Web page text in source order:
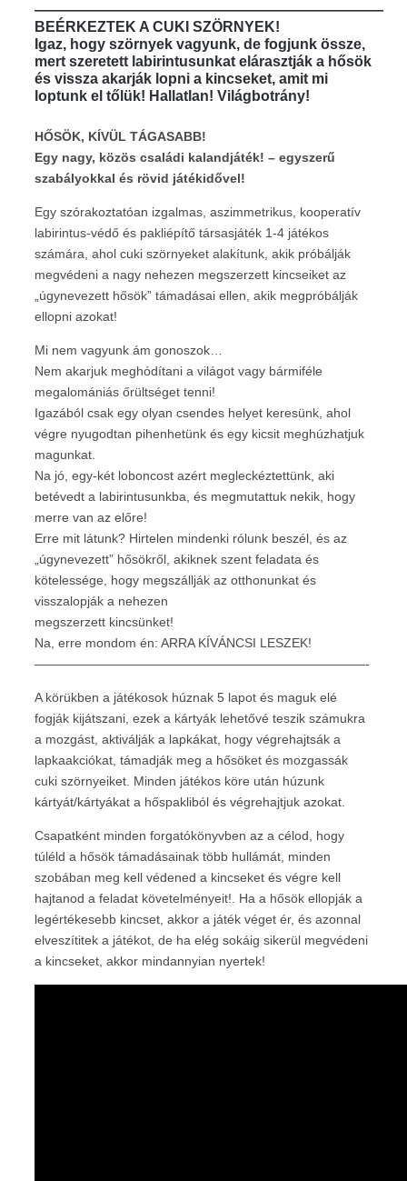
————————————————————————
BEÉRKEZTEK A CUKI SZÖRNYEK!
Igaz, hogy szörnyek vagyunk, de fogjunk össze,
mert szeretett labirintusunkat elárasztják a hősök
és vissza akarják lopni a kincseket, amit mi
loptunk el tőlük! Hallatlan! Világbotrány!
HŐSÖK, KÍVÜL TÁGASABB!
Egy nagy, közös családi kalandjáték! – egyszerű
szabályokkal és rövid játékidővel!
Egy szórakoztatóan izgalmas, aszimmetrikus, kooperatív
labirintus-védő és pakliépítő társasjáték 1-4 játékos
számára, ahol cuki szörnyeket alakítunk, akik próbálják
megvédeni a nagy nehezen megszerzett kincseiket az
„úgynevezett hősök” támadásai ellen, akik megpróbálják
ellopni azokat!
Mi nem vagyunk ám gonoszok…
Nem akarjuk meghódítani a világot vagy bármiféle
megalomániás őrültséget tenni!
Igazából csak egy olyan csendes helyet keresünk, ahol
végre nyugodtan pihenhetünk és egy kicsit meghúzhatjuk
magunkat.
Na jó, egy-két loboncost azért megleckéztettünk, aki
betévedt a labirintusunkba, és megmutattuk nekik, hogy
merre van az előre!
Erre mit látunk? Hirtelen mindenki rólunk beszél, és az
„úgynevezett” hősökről, akiknek szent feladata és
kötelessége, hogy megszállják az otthonunkat és
visszalopják a nehezen
megszerzett kincsünket!
Na, erre mondom én: ARRA KÍVÁNCSI LESZEK!
——————————————————————————-
A körükben a játékosok húznak 5 lapot és maguk elé
fogják kijátszani, ezek a kártyák lehetővé teszik számukra
a mozgást, aktiválják a lapkákat, hogy végrehajtsák a
lapkaakciókat, támadják meg a hősöket és mozgassák
cuki szörnyeiket. Minden játékos köre után húzunk
kártyát/kártyákat a hőspakliból és végrehajtjuk azokat.
Csapatként minden forgatókönyvben az a célod, hogy
túléld a hősök támadásainak több hullámát, minden
szobában meg kell védened a kincseket és végre kell
hajtanod a feladat követelményeit!. Ha a hősök ellopják a
legértékesebb kincset, akkor a játék véget ér, és azonnal
elveszítitek a játékot, de ha elég sokáig sikerül megvédeni
a kincseket, akkor mindannyian nyertek!